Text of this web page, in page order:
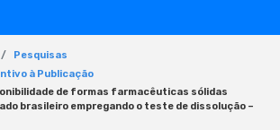
Pesquisas
à Publicação
de formas farmacêuticas sólidas
brasileiro empregando o teste de dissolução –